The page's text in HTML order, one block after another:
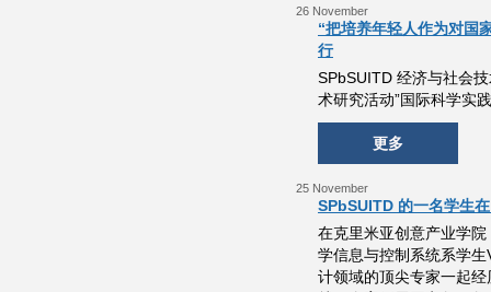
26 November
“把培养年轻人作为对国
行
SPbSUITD 经济与社会
术研究活动”国际科学实
更多
25 November
SPbSUITD 的一名学生
在克里米亚创意产业学
学信息与控制系统系学
计领域的顶尖专家一起